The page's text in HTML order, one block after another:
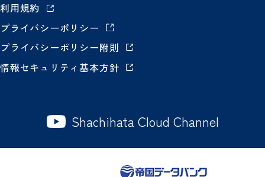
利用規約
プライバシーポリシー
プライバシーポリシー附則
情報セキュリティ基本方針
Shachihata Cloud Channel